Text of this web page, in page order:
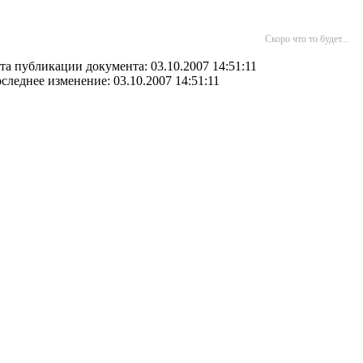
Скоро что то будет...
публикации документа: 03.10.2007 14:51:11
изменение: 03.10.2007 14:51:11